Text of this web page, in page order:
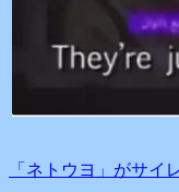
「ネトウヨ」がサ